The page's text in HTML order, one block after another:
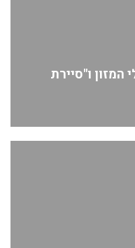
ו"סיירת